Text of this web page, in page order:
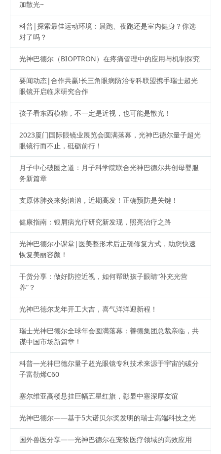
加散光~
科普|探索最佳运动环境：晨跑、夜跑还是室内健身？你选
对了吗？
光神巴德尔（BIOPTRON）在疼痛管理中的应用与机制探究
要闻动态|合作共赢!长三角眼病防治专科联盟携手瑞士超光
眼镜开启临床研究合作
孩子看东西模糊，不一定是近视，也可能是散光！
2023厦门国际眼镜业展览会圆满落幕，光神巴德尔量子超光
眼镜行而不止，砥砺前行！
月子中心破圈之道：月子科学院联合光神巴德尔共创母婴服
务新篇章
支原体肺炎来势汹汹，近期高发！正确预防是关键！
健康指南：银屑病光疗研究新发现，照亮治疗之路
光神巴德尔小课堂|医美整形术后正确修复方式，助您快速
恢复美丽容颜！
干货分享：做好防控近视，如何帮助孩子眼睛“补充光营
养”？
光神巴德尔龙年开工大吉，喜气洋洋迎新程！
瑞士光神巴德尔全球年会圆满落幕：善德集团总裁亲临，共
谋中国市场新篇章！
科普—光神巴德尔量子超光眼镜专利技术来源于宇宙的碳分
子富勒烯C60
塞尔维亚高楼悬挂巨幅五星红旗，彰显中塞深厚友谊
光神巴德尔——基于5大诺贝尔奖发明的瑞士高端科技之光
国外兽医分享——光神巴德尔在宠物医疗领域的高效应用